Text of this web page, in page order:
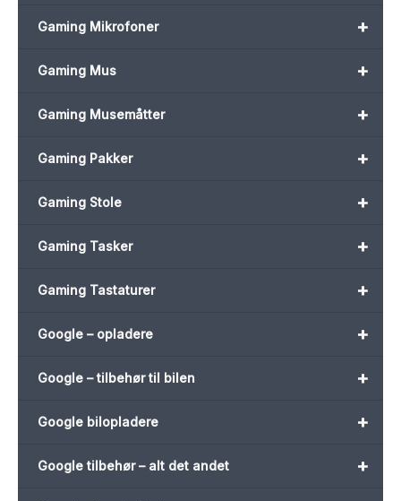
+
Gaming Mikrofoner
+
Gaming Mus
+
Gaming Musemåtter
+
Gaming Pakker
+
Gaming Stole
+
Gaming Tasker
+
Gaming Tastaturer
+
Google – opladere
+
Google – tilbehør til bilen
+
Google bilopladere
+
Google tilbehør – alt det andet